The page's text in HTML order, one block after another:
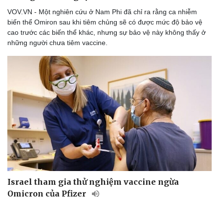
VOV.VN - Một nghiên cứu ở Nam Phi đã chỉ ra rằng ca nhiễm
biến thể Omiron sau khi tiêm chủng sẽ có được mức độ bảo vệ
cao trước các biến thể khác, nhưng sự bảo vệ này không thấy ở
những người chưa tiêm vaccine.
Israel tham gia thử nghiệm vaccine ngừa
Omicron của Pfizer